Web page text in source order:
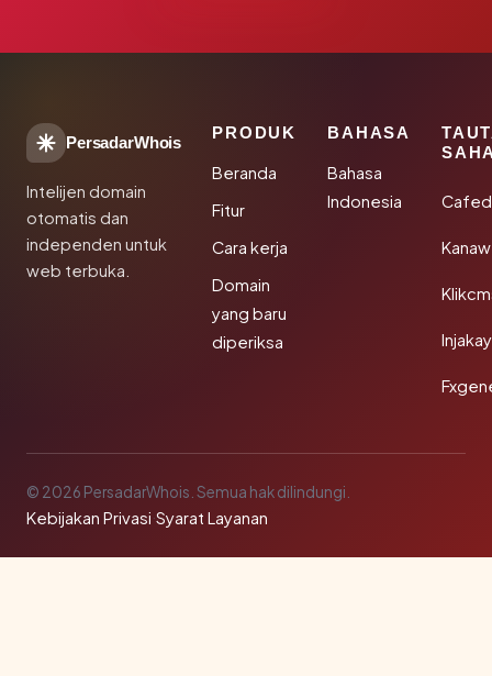
PersadarWhois
Intelijen domain
otomatis dan
independen untuk
web terbuka.
PRODUK
Beranda
Fitur
Cara kerja
Domain
yang baru
diperiksa
BAHASA
Bahasa
Indonesia
© 2026 PersadarWhois. Semua hak dilindungi.
Kebijakan Privasi·Syarat Layanan